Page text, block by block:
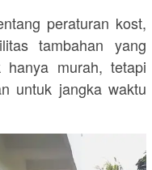
peraturan kost,
tambahan yang
murah, tetapi
untuk jangka waktu